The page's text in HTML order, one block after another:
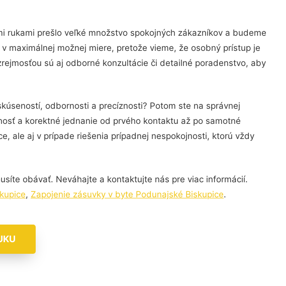
rukami prešlo veľké množstvo spokojných zákazníkov a budeme
maximálnej možnej miere, pretože vieme, že osobný prístup je
sú aj odborné konzultácie či detailné poradenstvo, aby
odbornosti a precíznosti? Potom ste na správnej
a korektné jednanie od prvého kontaktu až po samotné
ale aj v prípade riešenia prípadnej nespokojnosti, ktorú vždy
obávať. Neváhajte a kontaktujte nás pre viac informácií.
, Zapojenie zásuvky v byte Podunajské Biskupice.